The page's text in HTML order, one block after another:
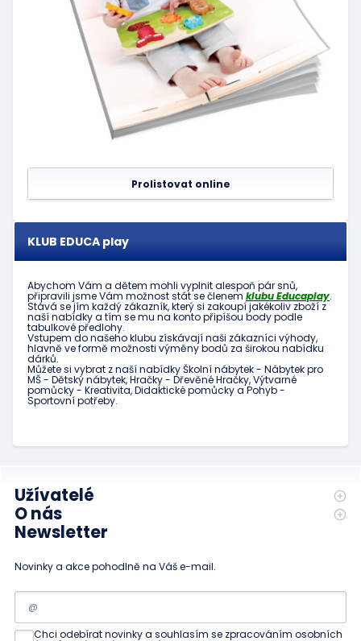
Prolistovat online
KLUB EDUCA play
Abychom Vám a dětem mohli vyplnit alespoň pár snů,
připravili jsmeVám možnoststát se členem klubuEducaplay.
Stává se jím každý zákazník,který si zakoupíjakékoliv zboží z
naší nabídkya tím semu na kontopřipíšou bodypodle
tabulkovépředlohy.
Vstupem donašeho klubu získávají naši zákazníci výhody,
hlavně veformě možnosti výměnybodů za širokou nabídku
dárků.
Můžete si vybrat znaší nabídkyŠkolní nábytek- Nábytek pro
MŠ- Dětský nábytek,Hračky- DřevěnéHračky,Výtvarné
pomůcky- Kreativita,Didakticképomůckya Pohyb-
Sportovní potřeby.
Užívatelé
O nás
Newsletter
Novinky a akce pohodlně na Váš e-mail.
Chci odebírat novinky a souhlasím se zpracováním osobních